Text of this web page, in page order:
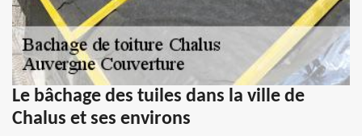
Le bâchage des tuiles dans la ville de
Chalus et ses environs